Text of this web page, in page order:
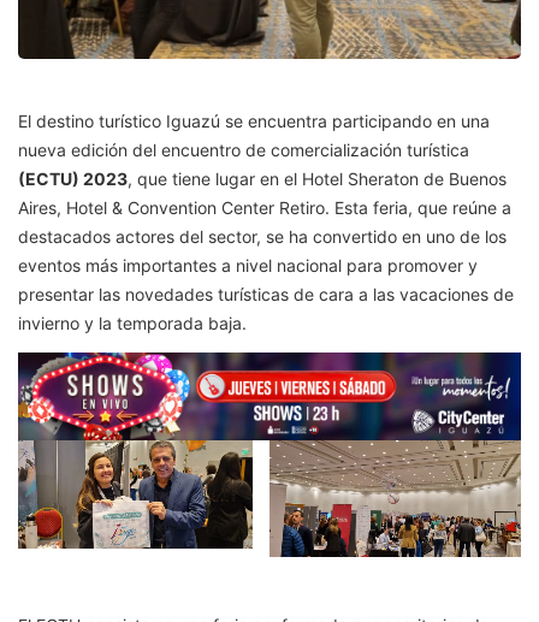
El destino turístico Iguazú se encuentra participando en una
nueva edición del encuentro de comercialización turística
(ECTU) 2023, que tiene lugar en el Hotel Sheraton de Buenos
Aires, Hotel & Convention Center Retiro. Esta feria, que reúne a
destacados actores del sector, se ha convertido en uno de los
eventos más importantes a nivel nacional para promover y
presentar las novedades turísticas de cara a las vacaciones de
invierno y la temporada baja.